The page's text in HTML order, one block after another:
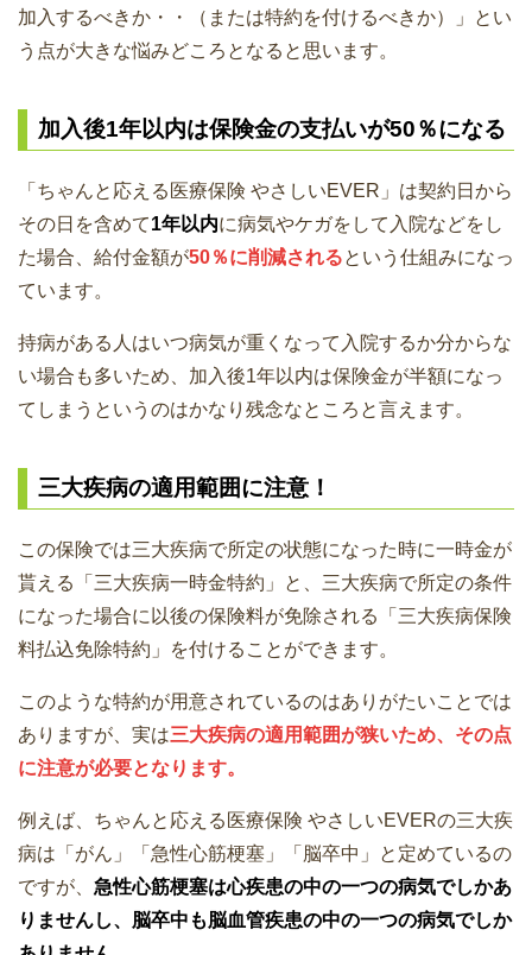
加入するべきか・・（または特約を付けるべきか）」とい
う点が大きな悩みどころとなると思います。
加入後1年以内は保険金の支払いが50％になる
「ちゃんと応える医療保険 やさしいEVER」は契約日から
その日を含めて1年以内に病気やケガをして入院などをし
た場合、給付金額が50％に削減されるという仕組みになっ
ています。
持病がある人はいつ病気が重くなって入院するか分からな
い場合も多いため、加入後1年以内は保険金が半額になっ
てしまうというのはかなり残念なところと言えます。
三大疾病の適用範囲に注意！
この保険では三大疾病で所定の状態になった時に一時金が
貰える「三大疾病一時金特約」と、三大疾病で所定の条件
になった場合に以後の保険料が免除される「三大疾病保険
料払込免除特約」を付けることができます。
このような特約が用意されているのはありがたいことでは
ありますが、実は三大疾病の適用範囲が狭いため、その点
に注意が必要となります。
例えば、ちゃんと応える医療保険 やさしいEVERの三大疾
病は「がん」「急性心筋梗塞」「脳卒中」と定めているの
ですが、 急性心筋梗塞は心疾患の中の一つの病気でしかあ
りませんし、脳卒中も脳血管疾患の中の一つの病気でしか